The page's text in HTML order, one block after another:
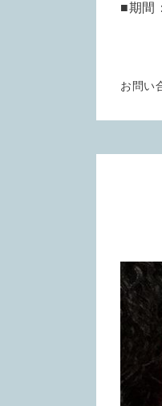
■期間：
お問い